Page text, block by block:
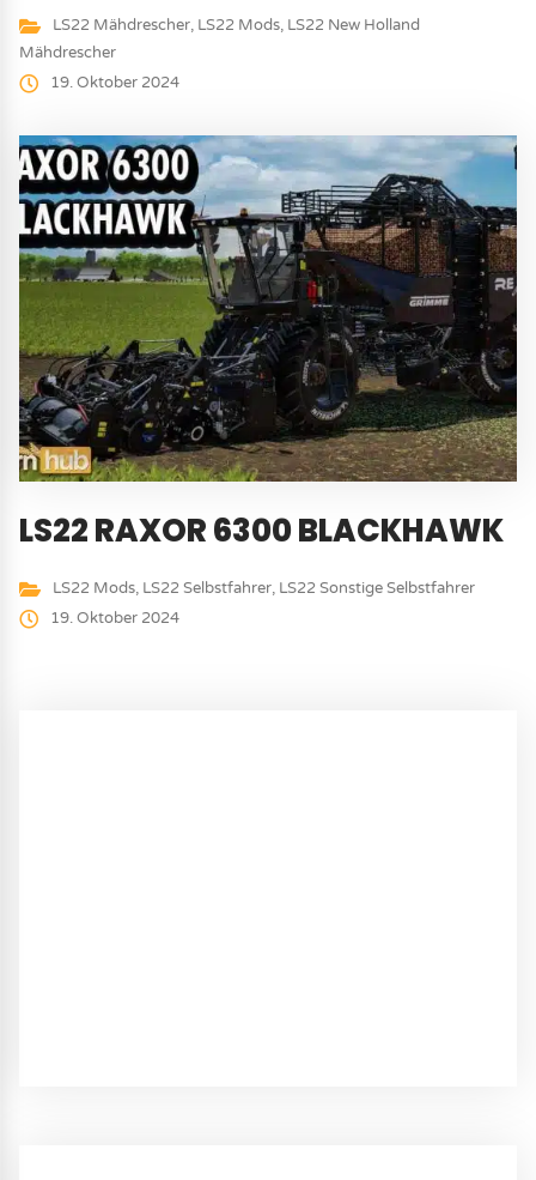
LS22 Mähdrescher, LS22 Mods, LS22 New Holland
Mähdrescher
19. Oktober 2024
LS22 RAXOR 6300 BLACKHAWK
LS22 Mods, LS22 Selbstfahrer, LS22 Sonstige Selbstfahrer
19. Oktober 2024